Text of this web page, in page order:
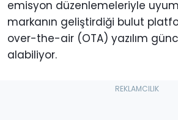
emisyon düzenlemeleriyle
markanın geliştirdiği bulut
over-the-air (OTA) yazılım
alabiliyor.